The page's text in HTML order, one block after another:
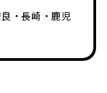
・長崎・鹿児